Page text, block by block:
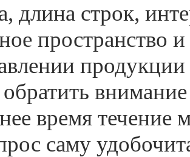
длина строк,
пространство
время течение
саму